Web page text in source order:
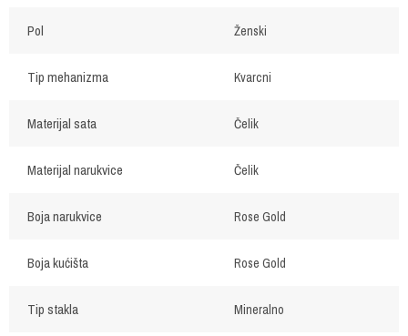
Pol Ženski
Tip mehanizma Kvarcni
Materijal sata Čelik
Materijal narukvice Čelik
Boja narukvice Rose Gold
Boja kućišta Rose Gold
Tip stakla Mineralno